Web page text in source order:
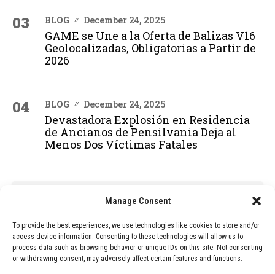
Manage Consent
To provide the best experiences, we use technologies like cookies to store and/or
access device information. Consenting to these technologies will allow us to
process data such as browsing behavior or unique IDs on this site. Not consenting
or withdrawing consent, may adversely affect certain features and functions.
03 BLOG December 24, 2025
GAME se Une a la Oferta de Balizas V16
Geolocalizadas, Obligatorias a Partir de
2026
04 BLOG December 24, 2025
Devastadora Explosión en Residencia
de Ancianos de Pensilvania Deja al
Menos Dos Víctimas Fatales